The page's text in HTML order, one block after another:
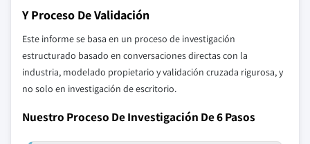
Y Proceso De Validación
Este informe se basa en un proceso de investigación
estructurado basado en conversaciones directas con la
industria, modelado propietario y validación cruzada rigurosa, y
no solo en investigación de escritorio.
Nuestro Proceso De Investigación De 6 Pasos